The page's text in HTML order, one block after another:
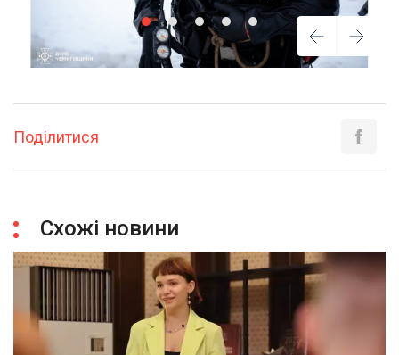
Поділитися
Схожі новини